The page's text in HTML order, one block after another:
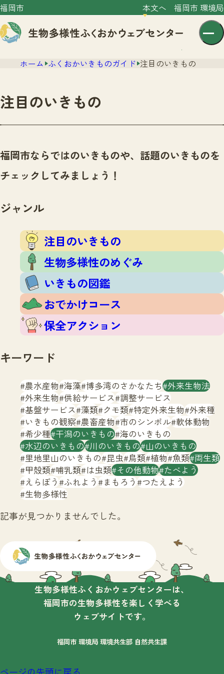
福岡市 本文へ 福岡市 環境局
文字サイズ 小 中 大
センター紹介
センター紹介TOP
サイトポリシー
ニュース
いきものガイド
注目のいきもの
生物多様性のめぐみ
いきもの図鑑
おでかけコース
保全アクション
イベント
いきもの調査隊
調査レポート
調査レポートTOP
調査結果
ふくおかいきものマップ
マッチング
マッチングTOP
掲載申し込みフォーム
お問合せ
生物多様性ふくおかウェブセンターとは
サイトマップ
ホーム ふくおかいきものガイド 注目のいきもの
注目のいきもの
福岡市ならではのいきものや、話題のいきものを
チェックしてみましょう！
ジャンル
注目のいきもの
生物多様性のめぐみ
いきもの図鑑
おでかけコース
保全アクション
キーワード
農水産物 海藻 博多湾のさかなたち 外来生物法
外来生物 供給サービス 調整サービス
基盤サービス 藻類 クモ類 特定外来生物 外来種
いきもの観察 農畜産物 市のシンボル 軟体動物
希少種 干潟のいきもの 海のいきもの
水辺のいきもの 川のいきもの 山のいきもの
里地里山のいきもの 昆虫 鳥類 植物 魚類 両生類
甲殻類 哺乳類 は虫類 その他動物 たべよう
えらぼう ふれよう まもろう つたえよう
生物多様性
記事が見つかりませんでした。
生物多様性ふくおかウェブセンターは、
福岡市の生物多様性を楽しく学べる
ウェブサイトです。
福岡市 環境局 環境共生部 自然共生課